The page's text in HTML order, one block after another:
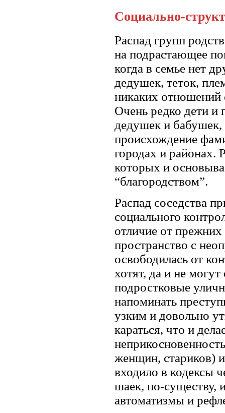
Социально-
Распад групп
на подрастающее
когда в семье нет
дедушек, теток,
никаких
Очень редко дети и
дедушек и
происхождение
городах и районах.
которых и
“благородством”.
Распад соседства
социального
отличие от прежних
пространство с
освободилась от
хотят, да и не
подростковые
напоминать
узким и довольно
караться, что и
женщин, стариков)
входило в кодексы
шаек, по-существу,
автоматизмы и